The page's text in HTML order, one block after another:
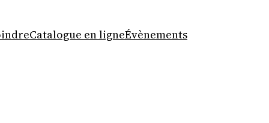
Catalogue en ligneÉvènements